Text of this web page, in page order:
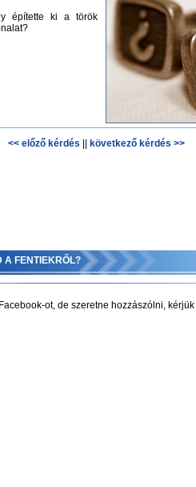
építette ki a török
<< előző kérdés következő kérdés >>
A FENTIEKRŐL?
ot, de szeretne hozzászólni, kérjük